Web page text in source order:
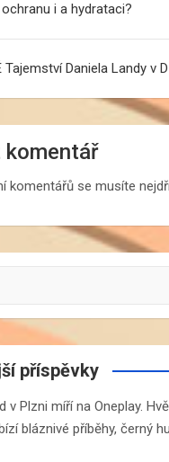
i a hydrataci?
Tajemství Daniela Landy v
komentář
komentářů se musíte
příspěvky
v Plzni míří na Oneplay.
bláznivé příběhy, černý